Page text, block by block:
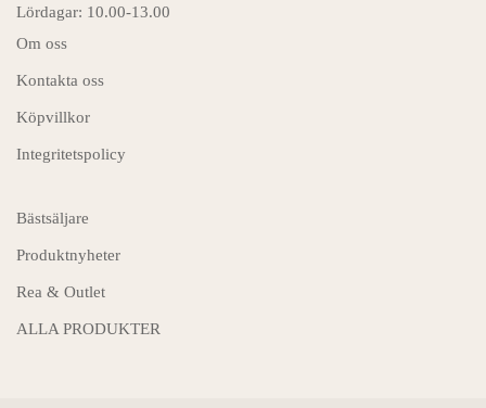
Lördagar: 10.00-13.00
Om oss
Kontakta oss
Köpvillkor
Integritetspolicy
Bästsäljare
Produktnyheter
Rea & Outlet
ALLA PRODUKTER